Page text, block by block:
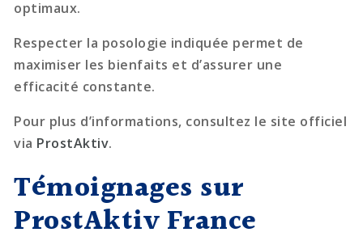
optimaux.
Respecter la posologie indiquée permet de
maximiser les bienfaits et d’assurer une
efficacité constante.
Pour plus d’informations, consultez le site officiel
via ProstAktiv.
Témoignages sur
ProstAktiv France